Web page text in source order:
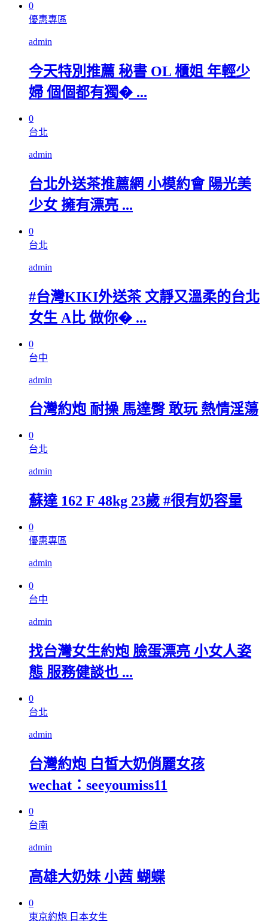
0
優惠專區
admin
今天特別推薦 秘書 OL 櫃姐 年輕少
婦 個個都有獨� ...
0
台北
admin
台北外送茶推薦網 小模約會 陽光美
少女 擁有漂亮 ...
0
台北
admin
#台灣KIKI外送茶 文靜又溫柔的台北
女生 A比 做你� ...
0
台中
admin
台灣約炮 耐操 馬達臀 敢玩 熱情淫蕩
0
台北
admin
蘇達 162 F 48kg 23歲 #很有奶容量
0
優惠專區
admin
0
台中
admin
找台灣女生約炮 臉蛋漂亮 小女人姿
態 服務健談也 ...
0
台北
admin
台灣約炮 白皙大奶俏麗女孩
wechat：seeyoumiss11
0
台南
admin
高雄大奶妹 小茜 蝴蝶
0
東京約炮 日本女生